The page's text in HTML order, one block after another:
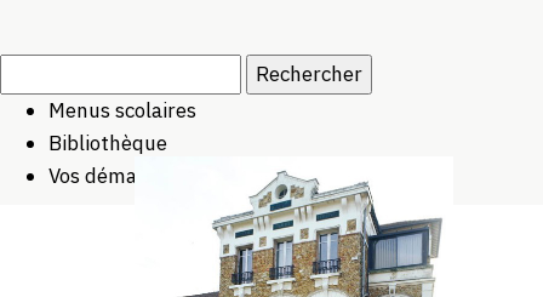
Menus scolaires
Bibliothèque
Vos démarches